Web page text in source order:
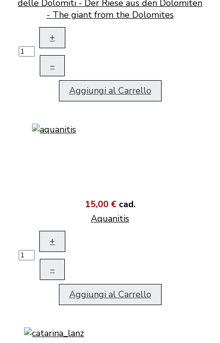
delle Dolomiti - Der Riese aus den Dolomiten
- The giant from the Dolomites
+
–
Aggiungi al Carrello
15,00 € cad.
Aquanitis
+
–
Aggiungi al Carrello